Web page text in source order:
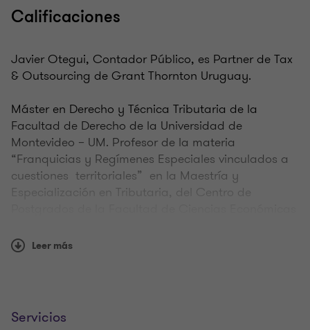
Calificaciones
Javier Otegui, Contador Público, es Partner de Tax
& Outsourcing de Grant Thornton Uruguay.
Máster en Derecho y Técnica Tributaria de la
Facultad de Derecho de la Universidad de
Montevideo – UM. Profesor de la materia
“Franquicias y Regímenes Especiales vinculados a
cuestiones territoriales” en la Maestría y
Especialización en Tributaria, del Centro de
del Master en Contabilidad e Impuestos de la
Es miembro del Colegio de Contadores,
Economistas y Administradores del Uruguay, del
Leer más
Servicios